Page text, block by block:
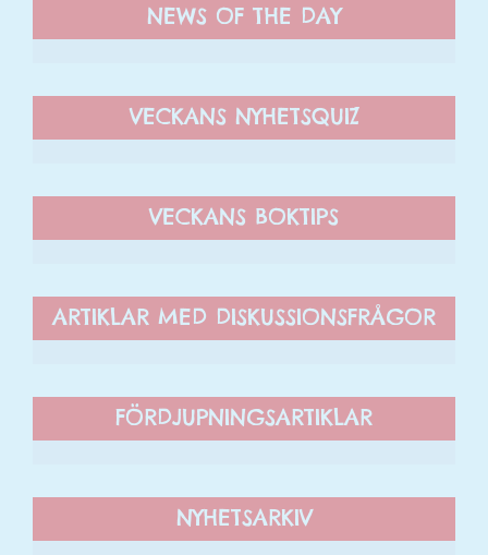
NEWS OF THE DAY
VECKANS NYHETSQUIZ
VECKANS BOKTIPS
ARTIKLAR MED DISKUSSIONSFRÅGOR
FÖRDJUPNINGSARTIKLAR
NYHETSARKIV